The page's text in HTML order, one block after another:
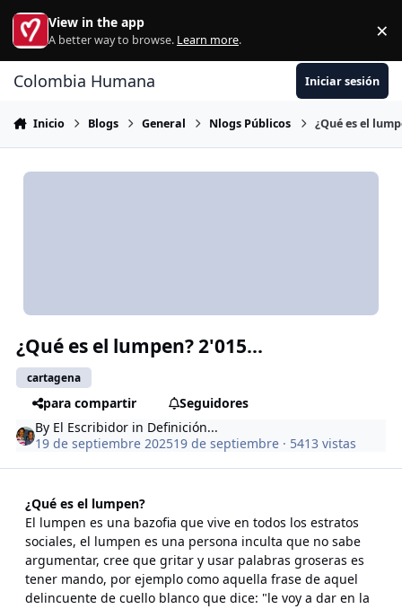
Ir al contenido
View in the app
A better way to browse. Learn more. ×
Colombia Humana Iniciar sesión
Inicio Blogs General Nlogs Públicos ¿Qué es el
¿Qué es el lumpen? 2'015...
cartagena
para compartir
Seguidores
By El Escribidor in Definición...
19 de septiembre 202519 de septiembre · 5413 vistas
¿Qué es el lumpen?
El lumpen es una bazofia que vive en todos los estratos
sociales, el lumpen es una persona inculta que no sabe
argumentar, cree que gritar y usar palabras groseras es
tener mando, por ejemplo como aquella frase de aquel
delincuente de cuello blanco que dice: "le voy a dar en la